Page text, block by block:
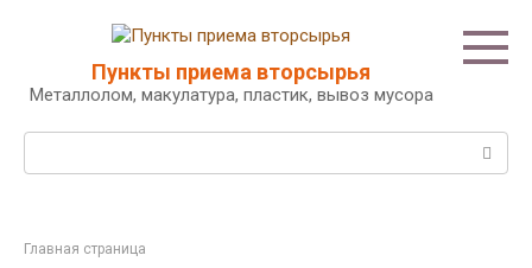
Пункты приема вторсырья
Металлолом, макулатура, пластик, вывоз мусора
Поиск:
Главная страница